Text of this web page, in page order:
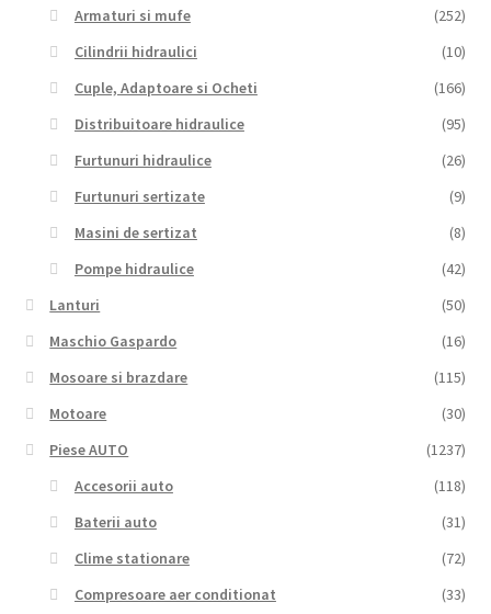
Armaturi si mufe
(252)
Cilindrii hidraulici
(10)
Cuple, Adaptoare si Ocheti
(166)
Distribuitoare hidraulice
(95)
Furtunuri hidraulice
(26)
Furtunuri sertizate
(9)
Masini de sertizat
(8)
Pompe hidraulice
(42)
Lanturi
(50)
Maschio Gaspardo
(16)
Mosoare si brazdare
(115)
Motoare
(30)
Piese AUTO
(1237)
Accesorii auto
(118)
Baterii auto
(31)
Clime stationare
(72)
Compresoare aer conditionat
(33)